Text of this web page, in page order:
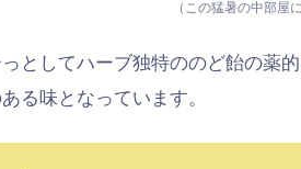
（この猛暑の中部屋
としてハーブ独特ののど飴の薬
る味となっています。